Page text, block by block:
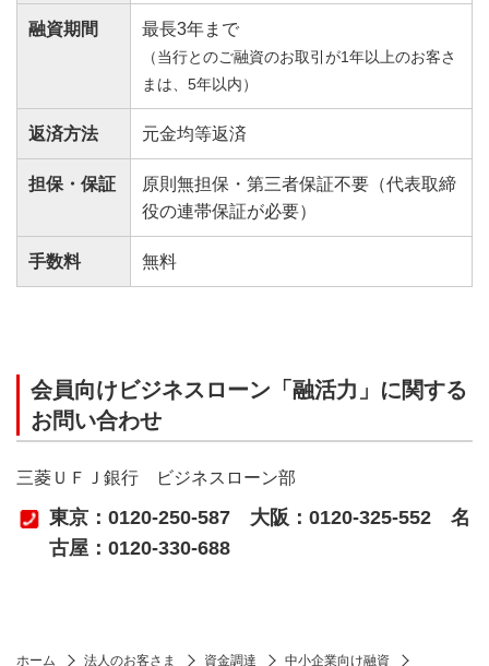
融資期間 最長3年まで
（当行とのご融資のお取引が1年以上のお客さ
まは、5年以内）
返済方法 元金均等返済
担保・保証
原則無担保・第三者保証不要（代表取締
役の連帯保証が必要）
手数料 無料
会員向けビジネスローン「融活力」に関する
お問い合わせ
三菱ＵＦＪ銀行 ビジネスローン部
東京：0120-250-587 大阪：0120-325-552 名
古屋：0120-330-688
ホーム 法人のお客さま 資金調達 中小企業向け融資